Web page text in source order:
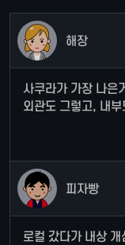
해장
사쿠라가 가장 나은
외관도 그렇고, 내
피자빵
로컬 갔다가 내상